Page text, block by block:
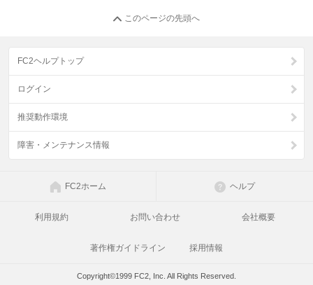
このページの先頭へ
FC2ヘルプトップ
ログイン
推奨動作環境
障害・メンテナンス情報
FC2ホーム ヘルプ
利用規約 お問い合わせ 会社概要
著作権ガイドライン 採用情報
Copyright©1999 FC2, Inc. All Rights Reserved.